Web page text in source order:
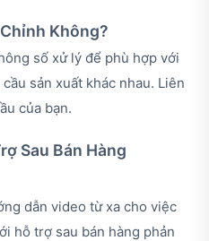
Không?
số xử lý để phù hợp với
sản xuất khác nhau. Liên
của bạn.
Sau Bán Hàng
dẫn video từ xa cho việc
hỗ trợ sau bán hàng phản